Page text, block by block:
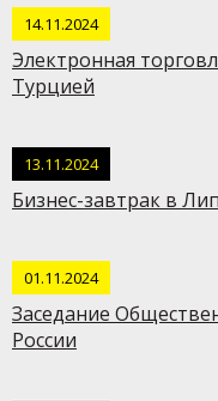
14.11.2024
Электронная
Турцией
13.11.2024
Бизнес-завтрак в
01.11.2024
Заседание
России